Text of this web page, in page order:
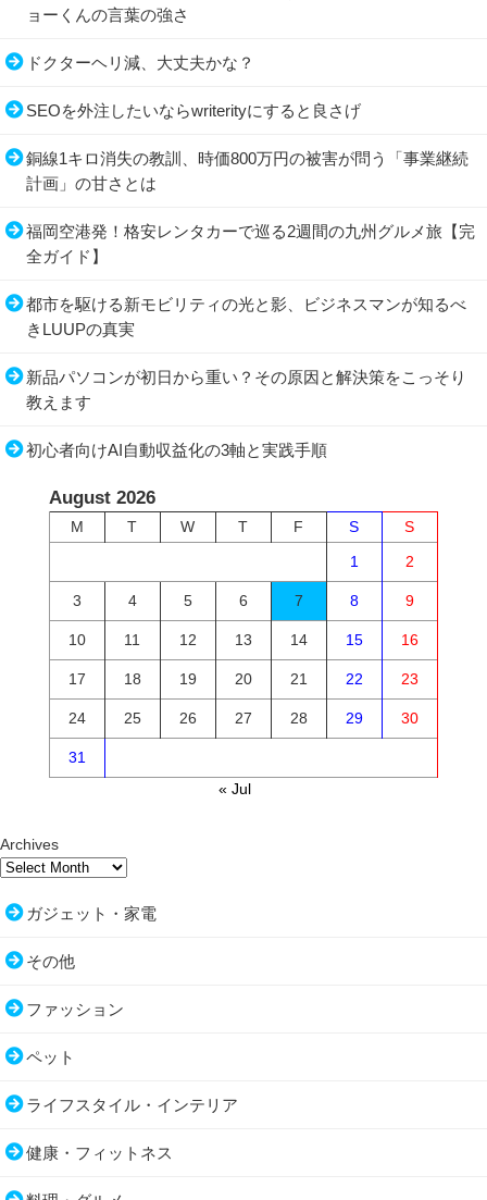
ョーくんの言葉の強さ
ドクターヘリ減、大丈夫かな？
SEOを外注したいならwriterityにすると良さげ
銅線1キロ消失の教訓、時価800万円の被害が問う「事業継続
計画」の甘さとは
福岡空港発！格安レンタカーで巡る2週間の九州グルメ旅【完
全ガイド】
都市を駆ける新モビリティの光と影、ビジネスマンが知るべ
きLUUPの真実
新品パソコンが初日から重い？その原因と解決策をこっそり
教えます
初心者向けAI自動収益化の3軸と実践手順
August 2026
M T W T F S
S
1
2
3 4 5 6 7 8 9
10 11 12 13 14 15 16
17 18 19 20 21 22 23
24 25 26 27 28 29 30
31
« Jul
Archives
ガジェット・家電
その他
ファッション
ペット
ライフスタイル・インテリア
健康・フィットネス